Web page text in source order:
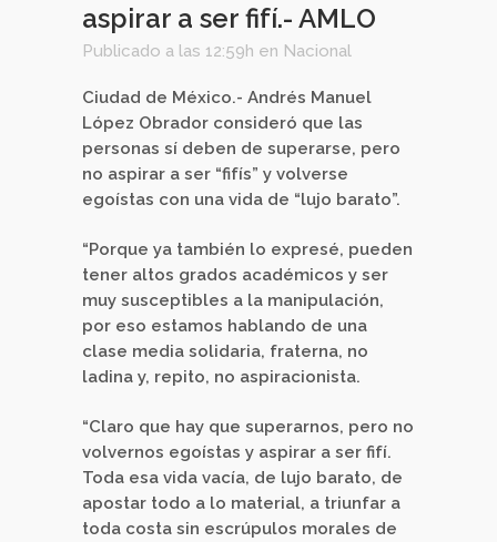
aspirar a ser fifí.- AMLO
Publicado a las 12:59h en Nacional
Ciudad de México.- Andrés Manuel
López Obrador consideró que las
personas sí deben de superarse, pero
no aspirar a ser “fifís” y volverse
egoístas con una vida de “lujo barato”.
“Porque ya también lo expresé, pueden
tener altos grados académicos y ser
muy susceptibles a la manipulación,
por eso estamos hablando de una
clase media solidaria, fraterna, no
ladina y, repito, no aspiracionista.
“Claro que hay que superarnos, pero no
volvernos egoístas y aspirar a ser fifí.
Toda esa vida vacía, de lujo barato, de
apostar todo a lo material, a triunfar a
toda costa sin escrúpulos morales de